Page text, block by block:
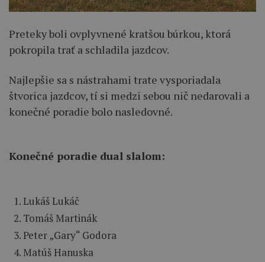
Preteky boli ovplyvnené kratšou búrkou, ktorá
pokropila trať a schladila jazdcov.
Najlepšie sa s nástrahami trate vysporiadala
štvorica jazdcov, tí si medzi sebou nič nedarovali a
konečné poradie bolo nasledovné.
Konečné poradie dual slalom:
Lukáš Lukáč
Tomáš Martinák
Peter „Gary“ Godora
Matúš Hanuska